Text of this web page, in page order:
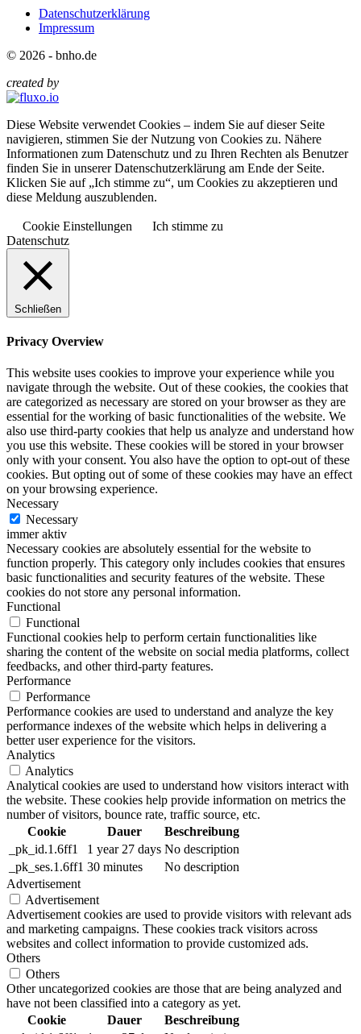
Datenschutzerklärung
Impressum
© 2026 - bnho.de
created by
Diese Website verwendet Cookies – indem Sie auf dieser Seite
navigieren, stimmen Sie der Nutzung von Cookies zu. Nähere
Informationen zum Datenschutz und zu Ihren Rechten als Benutzer
finden Sie in unserer Datenschutzerklärung am Ende der Seite.
Klicken Sie auf „Ich stimme zu“, um Cookies zu akzeptieren und
diese Meldung auszublenden.
Cookie Einstellungen
Ich stimme zu
Datenschutz
Schließen
Privacy Overview
This website uses cookies to improve your experience while you
navigate through the website. Out of these cookies, the cookies that
are categorized as necessary are stored on your browser as they are
essential for the working of basic functionalities of the website. We
also use third-party cookies that help us analyze and understand how
you use this website. These cookies will be stored in your browser
only with your consent. You also have the option to opt-out of these
cookies. But opting out of some of these cookies may have an effect
on your browsing experience.
Necessary
Necessary
immer aktiv
Necessary cookies are absolutely essential for the website to
function properly. This category only includes cookies that ensures
basic functionalities and security features of the website. These
cookies do not store any personal information.
Functional
Functional
Functional cookies help to perform certain functionalities like
sharing the content of the website on social media platforms, collect
feedbacks, and other third-party features.
Performance
Performance
Performance cookies are used to understand and analyze the key
performance indexes of the website which helps in delivering a
better user experience for the visitors.
Analytics
Analytics
Analytical cookies are used to understand how visitors interact with
the website. These cookies help provide information on metrics the
number of visitors, bounce rate, traffic source, etc.
Cookie
Dauer
Beschreibung
_pk_id.1.6ff1
1 year 27 days No description
_pk_ses.1.6ff1 30 minutes
No description
Advertisement
Advertisement
Advertisement cookies are used to provide visitors with relevant ads
and marketing campaigns. These cookies track visitors across
websites and collect information to provide customized ads.
Others
Others
Other uncategorized cookies are those that are being analyzed and
have not been classified into a category as yet.
Cookie
Dauer
Beschreibung